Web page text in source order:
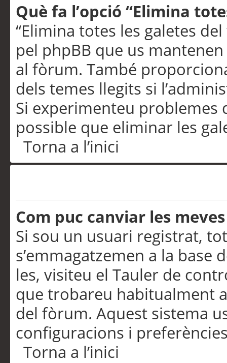
Què fa l’opció “Elimina
“Elimina totes les galetes
pel phpBB que us
al fòrum. També
dels temes llegits si
Si experimenteu problemes
possible que eliminar les
Torna a l’inici
Com puc canviar les
Si sou un usuari registrat,
s’emmagatzemen a la
les, visiteu el Tauler de
que trobareu habitualment
del fòrum. Aquest sistema
configuracions i
Torna a l’inici